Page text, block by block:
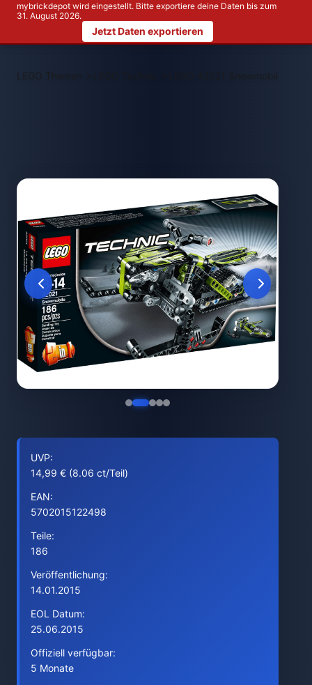
mybrickdepot wird eingestellt. Bitte exportiere deine Daten bis zum
31. August 2026.
Jetzt Daten exportieren
LEGO Themen > LEGO 42021 Snowmobile
UVP:
14,99 € (8.06 ct/Teil)
EAN:
5702015122498
Teile:
186
Veröffentlichung:
14.01.2015
EOL Datum:
25.06.2015
Offiziell verfügbar:
5 Monate